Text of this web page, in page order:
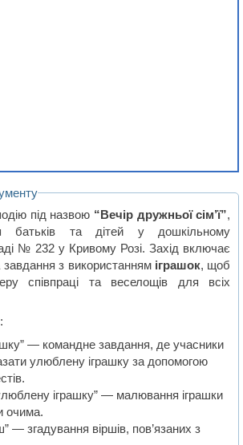
під назвою “Вечір дружньої сім’ї”,
батьків та дітей у дошкільному
№ 232 у Кривому Розі. Захід включає
завдання з використанням іграшок, щоб
співпраці та веселощів для всіх
— командне завдання, де учасники
улюблену іграшку за допомогою
іграшку” — малювання іграшки
очима.
— згадування віршів, пов’язаних з